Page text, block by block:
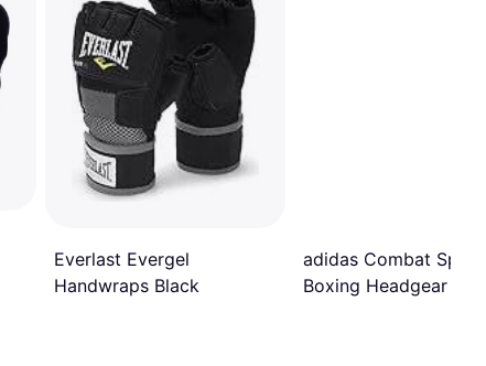
Everlast Evergel
Handwraps Black
adidas Combat
Boxing Headgear